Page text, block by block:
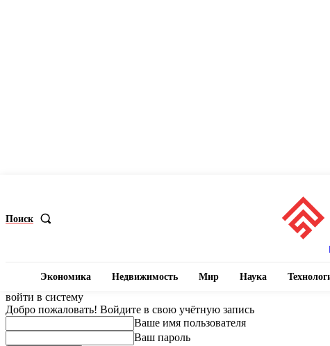
Поиск
Экономика Недвижимость Мир Наука
войти в систему
Добро пожаловать! Войдите в свою учётную запись
Ваше имя пользователя
Ваш пароль